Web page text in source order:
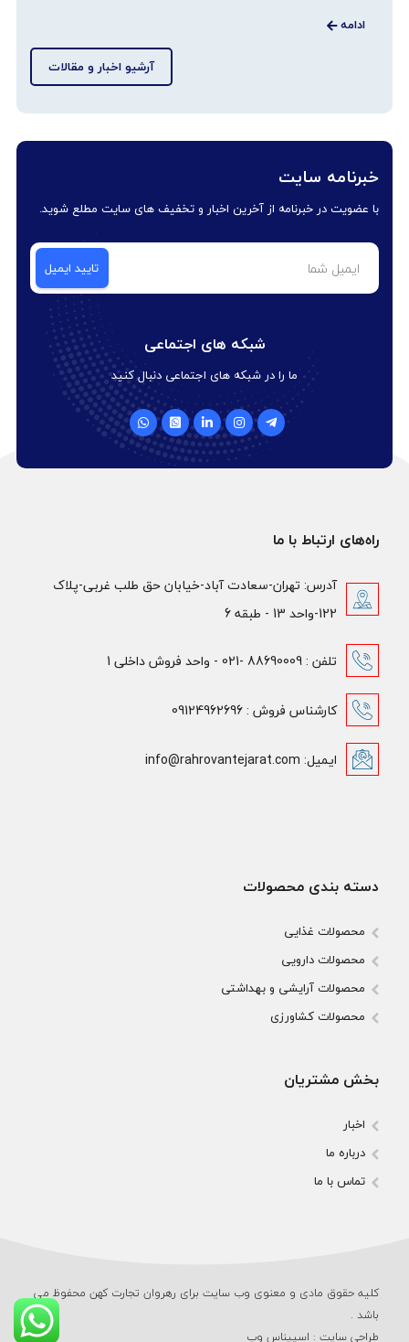
ادامه
آرشیو اخبار و مقالات
خبرنامه سایت
با عضویت در خبرنامه از آخرین اخبار و تخفیف های سایت مطلع شوید.
شبکه های اجتماعی
ما را در شبکه های اجتماعی دنبال کنید
راه‌های ارتباط با ما
آدرس: تهران-سعادت آباد-خیابان حق طلب غربی-پلاک
122-واحد 13 - طبقه 6
تلفن : 88690009 -021 - واحد فروش داخلی 1
کارشناس فروش : 09124962696
ایمیل: info@rahrovantejarat.com
دسته بندی محصولات
محصولات غذایی
محصولات دارویی
محصولات آرایشی و بهداشتی
محصولات کشاورزی
بخش مشتریان
اخبار
درباره ما
تماس با ما
کلیه حقوق مادی و معنوی وب‌ سایت برای رهروان تجارت کهن محفوظ می‌
باشد .
طراحی سایت: اسپیناس وب